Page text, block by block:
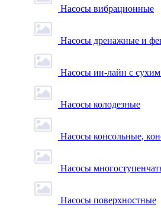
Насосы вибрационные
Насосы дренажные и
Насосы ин-лайн с
Насосы колодезные
Насосы консольные,
Насосы
Насосы поверхностные